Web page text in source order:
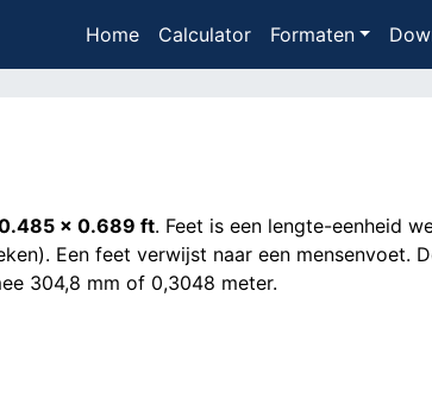
Home Calculator Formaten
x 0.689 ft. Feet is een lengte-eenheid
Een feet verwijst naar een mensenvoet.
304,8 mm of 0,3048 meter.